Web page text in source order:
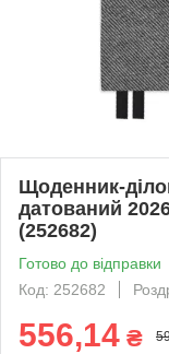
Щоденник-
датований
(252682)
Готово до відправки
Код: 252682
556,14 ₴